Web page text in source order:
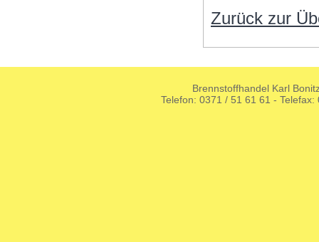
Zurück zur
Brennstoffhandel Karl
Telefon: 0371 / 51 61 61 -